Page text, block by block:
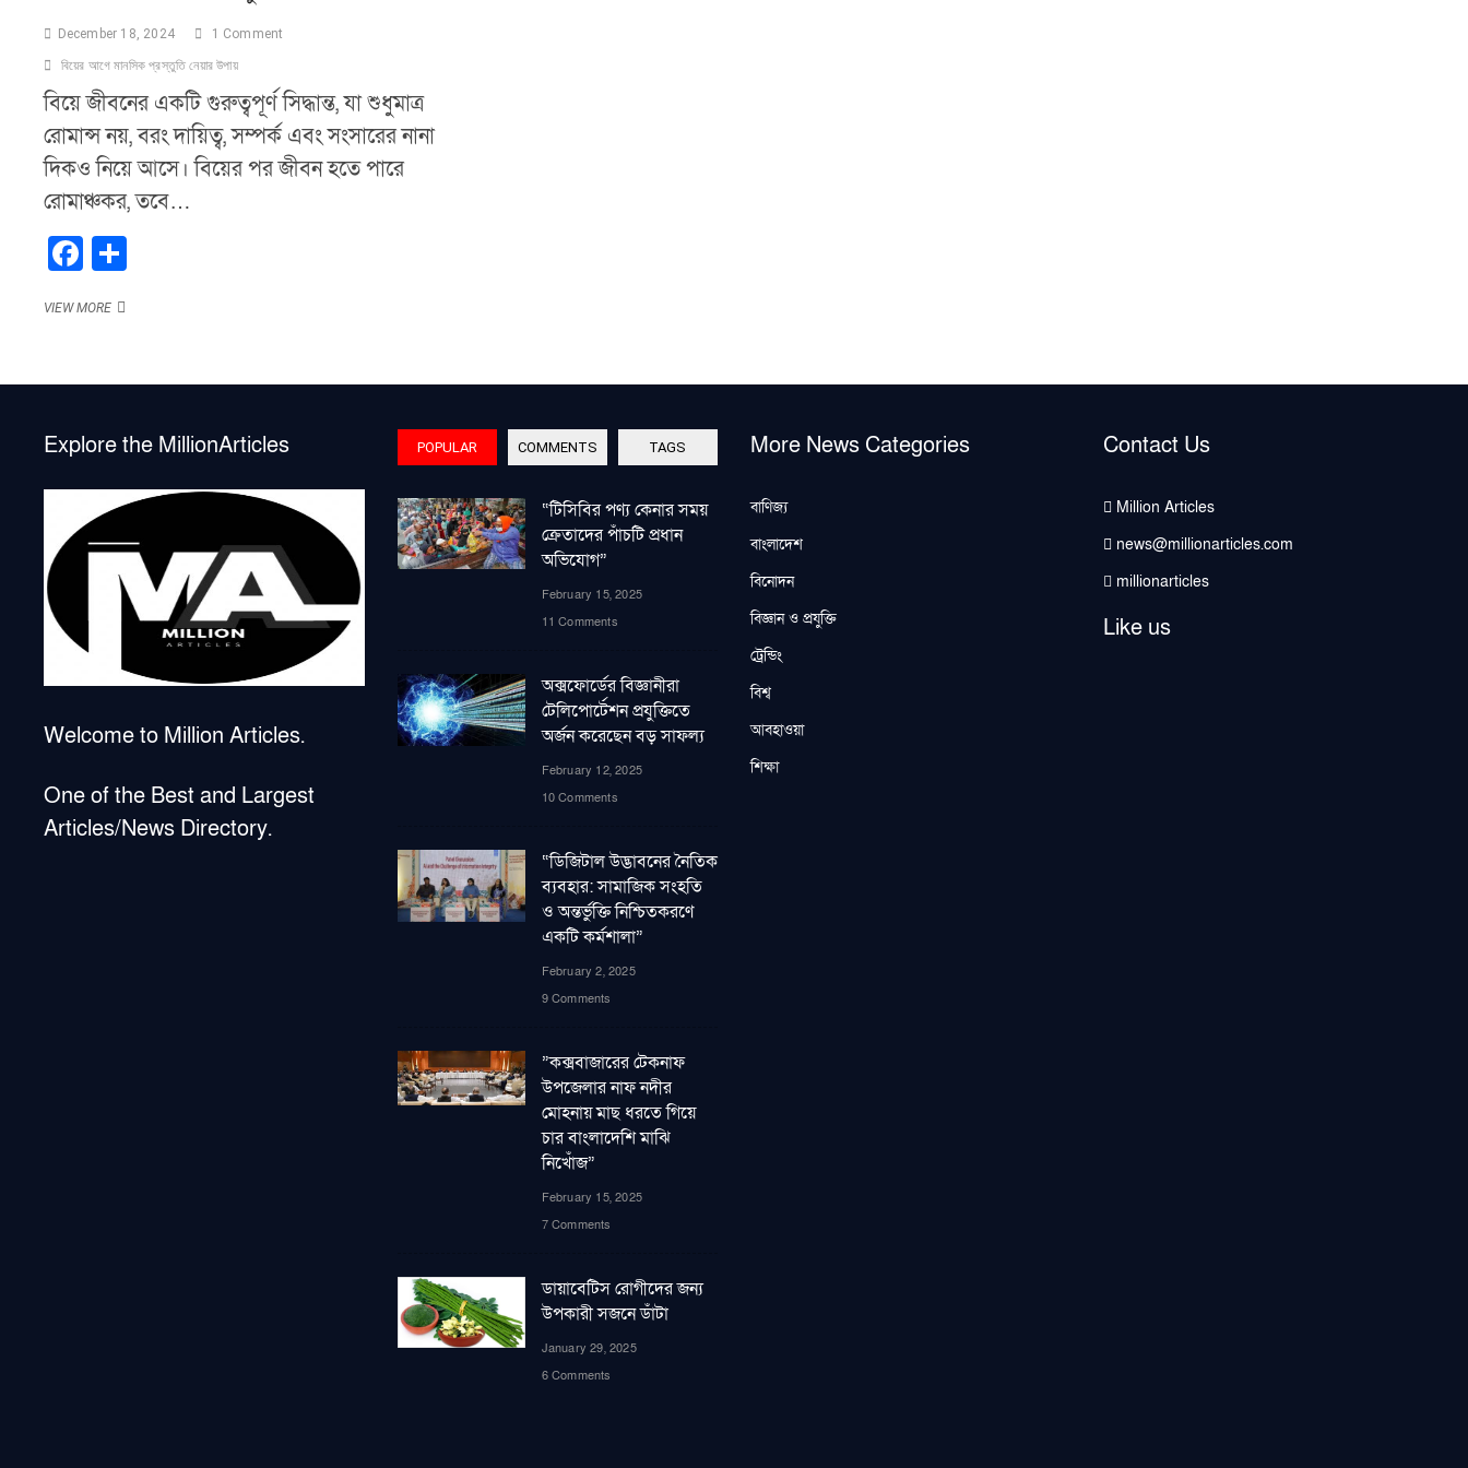
December 18, 2024 1 Comment
বিয়ের আগে মানসিক প্রস্তুতি নেয়ার উপায়
বিয়ে জীবনের একটি গুরুত্বপূর্ণ সিদ্ধান্ত, যা শুধুমাত্র
রোমান্স নয়, বরং দায়িত্ব, সম্পর্ক এবং সংসারের নানা
দিকও নিয়ে আসে। বিয়ের পর জীবন হতে পারে
রোমাঞ্চকর, তবে…
F
c
b
o
o
k
VIEW MOREবিয়ের
নেয়ার
Explore the MillionArticles
Welcome to Million Articles.
One of the Best and Largest
Articles/News Directory.
POPULAR COMMENTS TAGS
“টিসিবির পণ্য কেনার সময়
ক্রেতাদের পাঁচটি প্রধান
অভিযোগ”
February 15, 2025
11 Comments
অক্সফোর্ডের বিজ্ঞানীরা
টেলিপোর্টেশন প্রযুক্তিতে
অর্জন করেছেন বড় সাফল্য
February 12, 2025
10 Comments
“ডিজিটাল উদ্ভাবনের নৈতিক
ব্যবহার: সামাজিক সংহতি
ও অন্তর্ভুক্তি নিশ্চিতকরণে
একটি কর্মশালা”
February 2, 2025
9 Comments
”কক্সবাজারের টেকনাফ
উপজেলার নাফ নদীর
মোহনায় মাছ ধরতে গিয়ে
চার বাংলাদেশি মাঝি
নিখোঁজ”
February 15, 2025
7 Comments
ডায়াবেটিস রোগীদের জন্য
উপকারী সজনে ডাঁটা
January 29, 2025
6 Comments
More News Categories
বাণিজ্য
বাংলাদেশ
বিনোদন
বিজ্ঞান ও প্রযুক্তি
ট্রেন্ডিং
বিশ্ব
আবহাওয়া
শিক্ষা
Contact Us
Million Articles
news@millionarticles.com
millionarticles
Like us